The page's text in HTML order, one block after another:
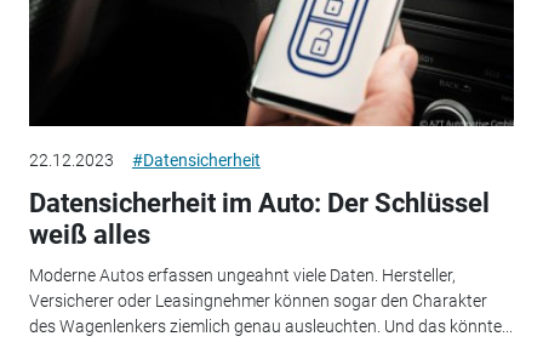
22.12.2023 #Datensicherheit
Datensicherheit im Auto: Der Schlüssel
weiß alles
Moderne Autos erfassen ungeahnt viele Daten. Hersteller,
Versicherer oder Leasingnehmer können sogar den Charakter
des Wagenlenkers ziemlich genau ausleuchten. Und das könnte...